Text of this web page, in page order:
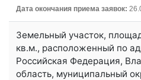
Дата окончания приема заявок:
Земельный участок,
кв.м., расположенный по
Российская Федерация,
область, муниципальный